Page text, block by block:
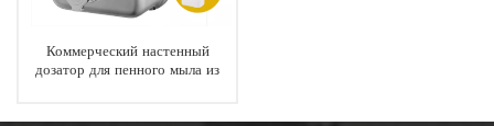
Коммерческий настенный
дозатор для пенного мыла из